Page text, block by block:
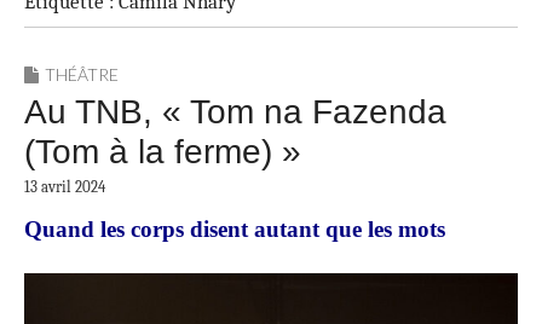
THÉÂTRE
Au TNB, « Tom na Fazenda
(Tom à la ferme) »
13 avril 2024
Quand les corps disent autant que les mots